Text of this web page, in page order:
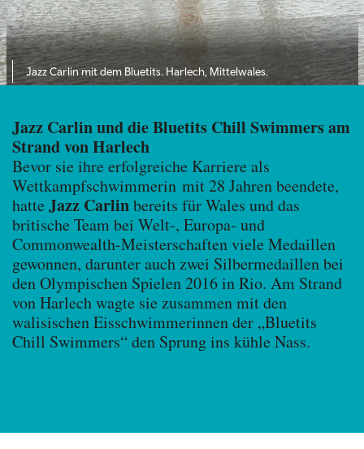
Jazz Carlin mit dem Bluetits. Harlech, Mittelwales.
Jazz Carlin und die Bluetits Chill Swimmers am
Strand von Harlech
Bevor sie ihre erfolgreiche Karriere als
Wettkampfschwimmerin mit 28 Jahren beendete,
hatte Jazz Carlinbereits für Wales und das
britische Team bei Welt-, Europa- und
Commonwealth-Meisterschaften viele Medaillen
gewonnen, darunter auch zwei Silbermedaillen bei
den Olympischen Spielen 2016 in Rio. Am Strand
von Harlech wagte sie zusammen mit den
walisischen Eisschwimmerinnen der „Bluetits
Chill Swimmers“ den Sprung ins kühle Nass.